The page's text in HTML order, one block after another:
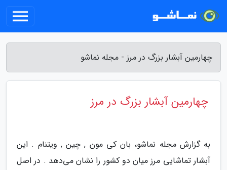
چهارمین آبشار بزرگ در مرز - مجله نماشو
چهارمین آبشار بزرگ در مرز
به گزارش مجله نماشو، بان کی مون , چین , ویتنام . این
آبشار تماشایی مرز میان دو کشور را نشان می‌دهد . در اصل